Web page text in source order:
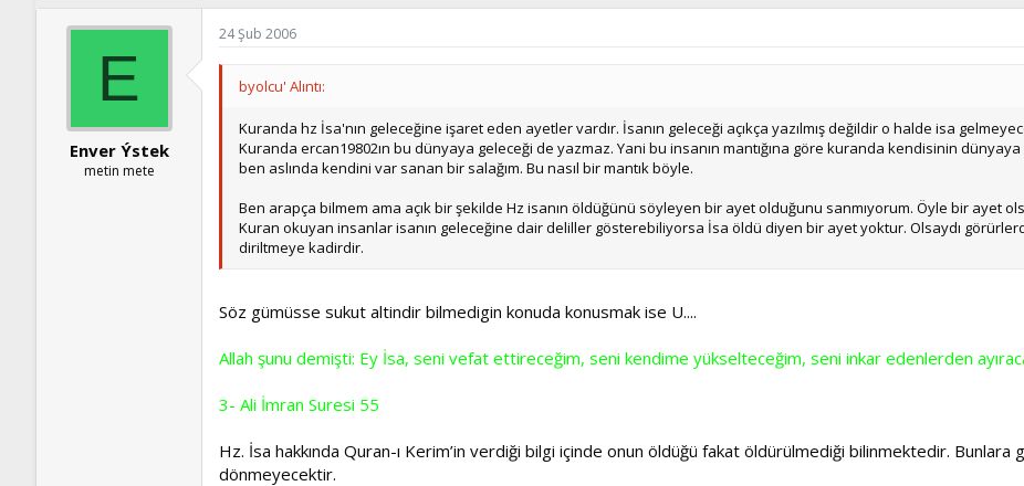
E
Enver Ýstek
metin mete
24 Şub 2006
byolcu' Alıntı:
Kuranda hz İsa'nın geleceğine işaret eden ayetler vardır. İsanın geleceği açıkça yazılmış değildir o halde isa
Kuranda ercan19802ın bu dünyaya geleceği de yazmaz. Yani bu insanın mantığına göre kuranda kendisinin
ben aslında kendini var sanan bir salağım. Bu nasıl bir mantık böyle.
Ben arapça bilmem ama açık bir şekilde Hz isanın öldüğünü söyleyen bir ayet olduğunu sanmıyorum. Öyle bir ayet
Kuran okuyan insanlar isanın geleceğine dair deliller gösterebiliyorsa İsa öldü diyen bir ayet yoktur. Olsaydı
diriltmeye kadirdir.
Söz gümüsse sukut altindir bilmedigin konuda konusmak ise U....
Allah şunu demişti: Ey İsa, seni vefat ettireceğim, seni kendime yükselteceğim, seni inkar edenlerden
3- Ali İmran Suresi 55
Hz. İsa hakkında Quran-ı Kerim’in verdiği bilgi içinde onun öldüğü fakat öldürülmediği bilinmektedir.
dönmeyecektir.